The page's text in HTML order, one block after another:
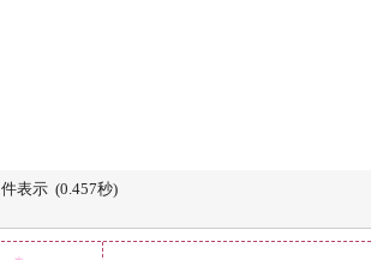
件表示 (0.457秒)